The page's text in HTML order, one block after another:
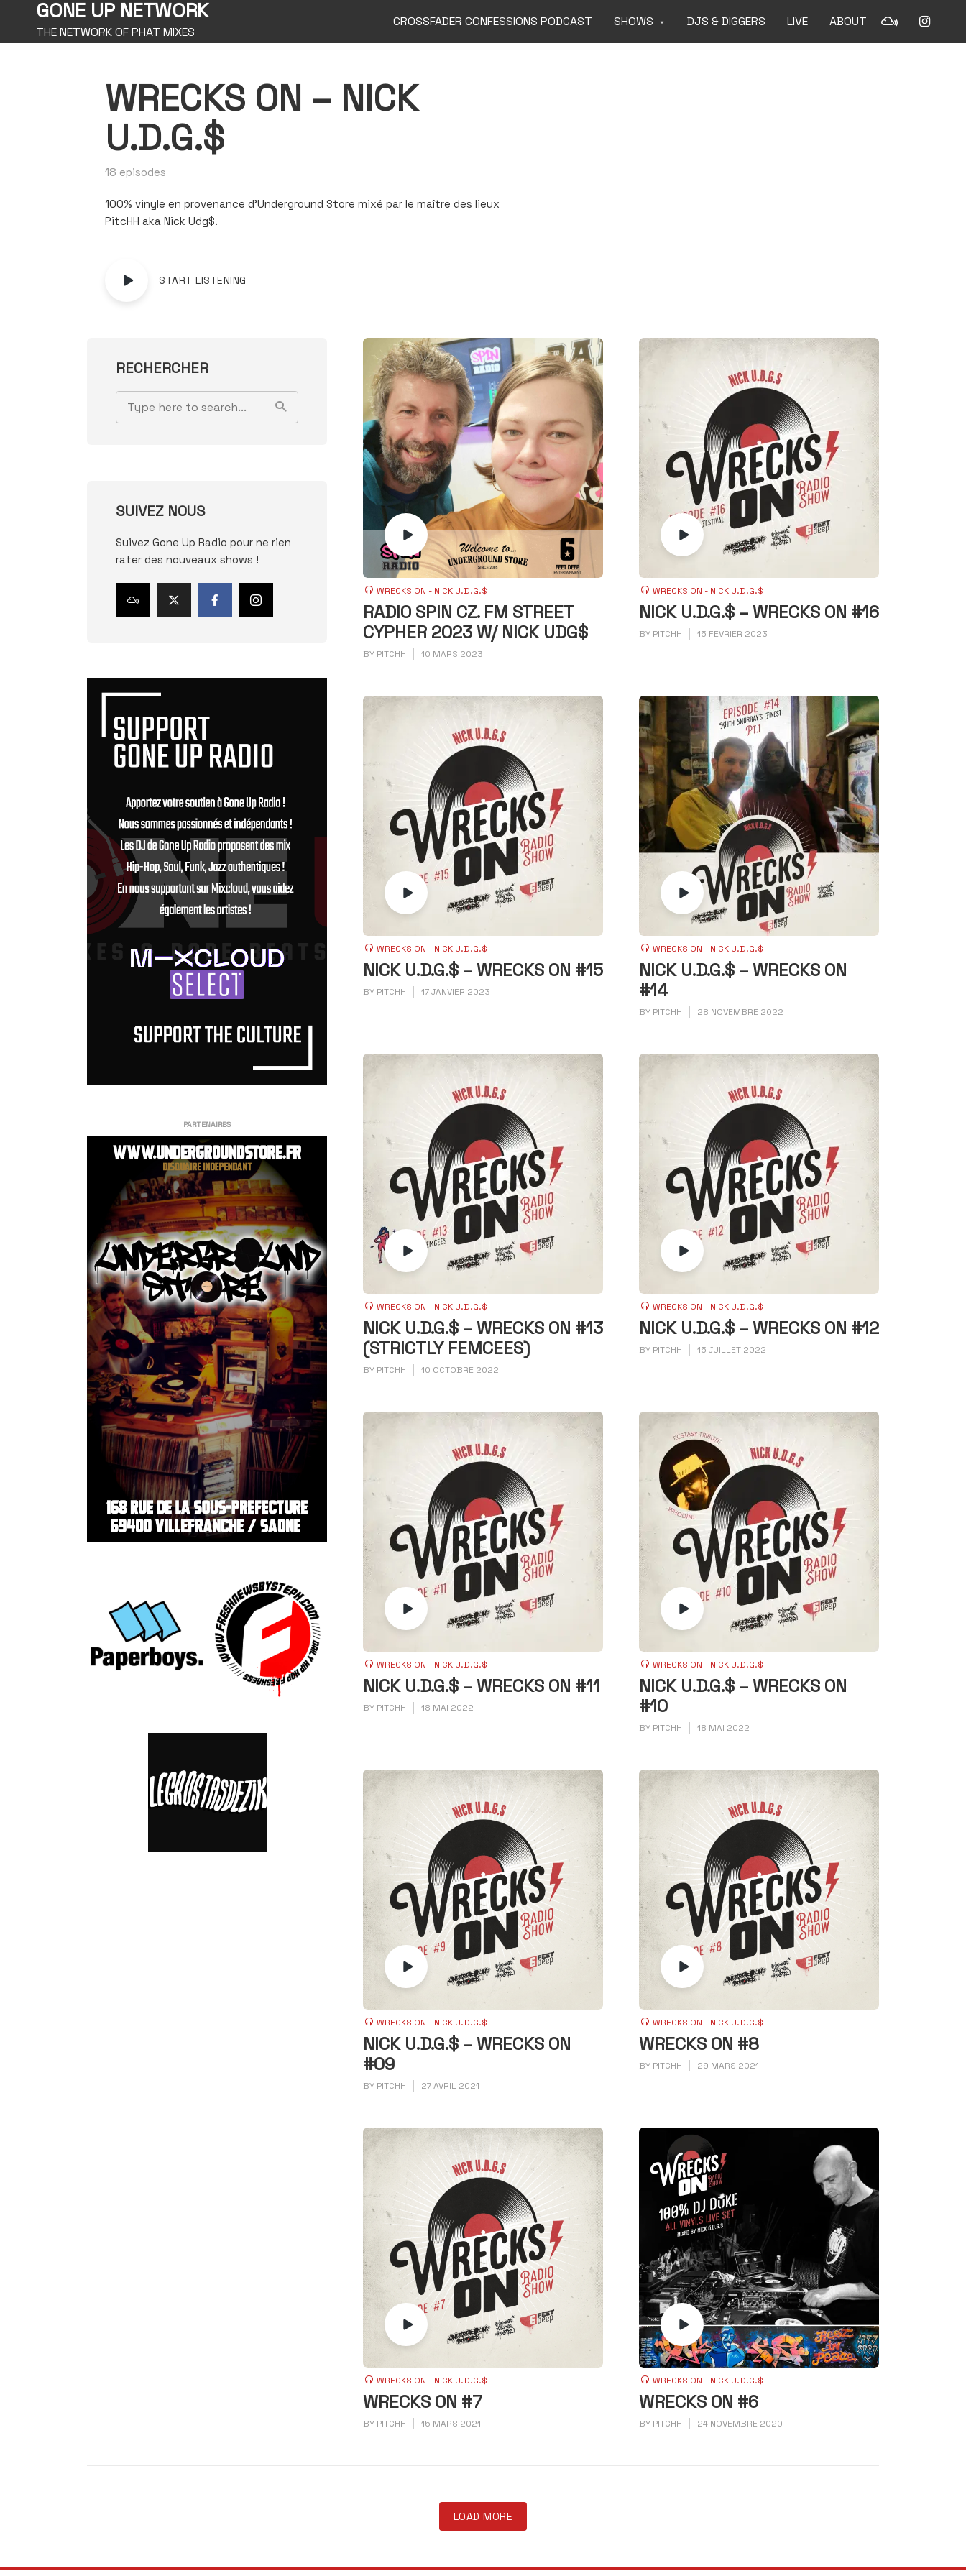
GONE UP NETWORK
THE NETWORK OF PHAT MIXES
CROSSFADER CONFESSIONS PODCAST SHOWS DJS & DIGGERS LIVE ABOUT
WRECKS ON – NICK
U.D.G.$
18 episodes
100% vinyle en provenance d’Underground Store mixé par le maître des lieux
PitcHH aka Nick Udg$.
START LISTENING
RECHERCHER
SUIVEZ NOUS
Suivez Gone Up Radio pour ne rien
rater des nouveaux shows !
PARTENAIRES
WRECKS ON - NICK U.D.G.$
RADIO SPIN CZ. FM STREET
CYPHER 2023 W/ NICK UDG$
BY PITCHH 10 MARS 2023
WRECKS ON - NICK U.D.G.$
NICK U.D.G.$ – WRECKS ON #16
BY PITCHH 15 FÉVRIER 2023
WRECKS ON - NICK U.D.G.$
NICK U.D.G.$ – WRECKS ON #15
BY PITCHH 17 JANVIER 2023
WRECKS ON - NICK U.D.G.$
NICK U.D.G.$ – WRECKS ON
#14
BY PITCHH 28 NOVEMBRE 2022
WRECKS ON - NICK U.D.G.$
NICK U.D.G.$ – WRECKS ON #13
(STRICTLY FEMCEES)
BY PITCHH 10 OCTOBRE 2022
WRECKS ON - NICK U.D.G.$
NICK U.D.G.$ – WRECKS ON #12
BY PITCHH 15 JUILLET 2022
WRECKS ON - NICK U.D.G.$
NICK U.D.G.$ – WRECKS ON #11
BY PITCHH 18 MAI 2022
WRECKS ON - NICK U.D.G.$
NICK U.D.G.$ – WRECKS ON
#10
BY PITCHH 18 MAI 2022
WRECKS ON - NICK U.D.G.$
NICK U.D.G.$ – WRECKS ON
#09
BY PITCHH 27 AVRIL 2021
WRECKS ON - NICK U.D.G.$
WRECKS ON #8
BY PITCHH 29 MARS 2021
WRECKS ON - NICK U.D.G.$
WRECKS ON #7
BY PITCHH 15 MARS 2021
WRECKS ON - NICK U.D.G.$
WRECKS ON #6
BY PITCHH 24 NOVEMBRE 2020
LOAD MORE